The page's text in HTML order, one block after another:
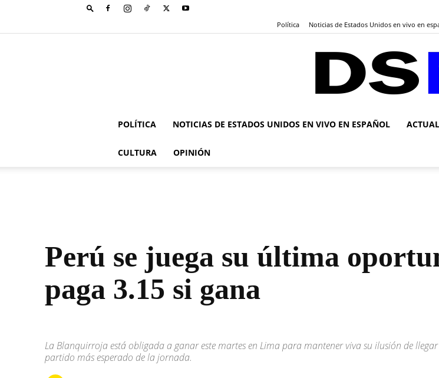
Política Noticias de Estados Unidos en vivo en
POLÍTICA NOTICIAS DE ESTADOS UNIDOS EN VIVO EN ESPAÑOL
CULTURA OPINIÓN
Perú se juega su última
paga 3.15 si gana
La Blanquirroja está obligada a ganar este martes en Lima para mantener viva su ilusión de
partido más esperado de la jornada.